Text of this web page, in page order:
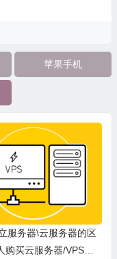
苹果手机
服务器\云服务器的区
购买云服务器/VPS能